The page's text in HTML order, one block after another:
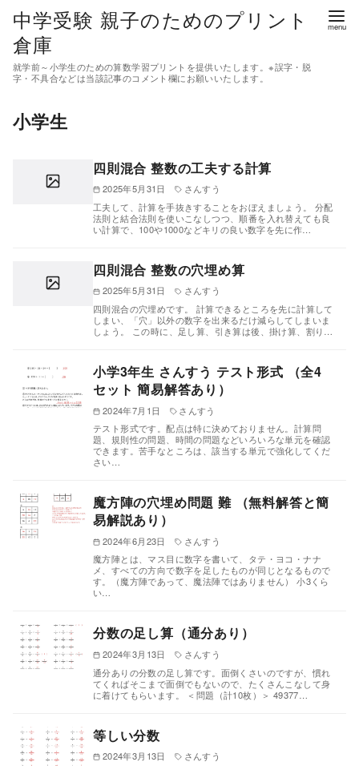
中学受験 親子のためのプリント
倉庫
就学前～小学生のための算数学習プリントを提供いたします。※誤字・脱
字・不具合などは当該記事のコメント欄にお願いいたします。
小学生
四則混合 整数の工夫する計算
2025年5月31日
さんすう
工夫して、計算を手抜きすることをおぼえましょう。 分配
法則と結合法則を使いこなしつつ、順番を入れ替えても良
い計算で、100や1000などキリの良い数字を先に作…
四則混合 整数の穴埋め算
2025年5月31日
さんすう
四則混合の穴埋めです。 計算できるところを先に計算して
しまい、「穴」以外の数字を出来るだけ減らしてしまいま
しょう。 この時に、足し算、引き算は後、掛け算、割り…
小学3年生 さんすう テスト形式 （全4
セット 簡易解答あり）
2024年7月1日
さんすう
テスト形式です。配点は特に決めておりません。計算問
題、規則性の問題、時間の問題などいろいろな単元を確認
できます。苦手なところは、該当する単元で強化してくだ
さい…
魔方陣の穴埋め問題 難 （無料解答と簡
易解説あり）
2024年6月23日
さんすう
魔方陣とは、マス目に数字を書いて、タテ・ヨコ・ナナ
メ、すべての方向で数字を足したものが同じとなるもので
す。（魔方陣であって、魔法陣ではありません） 小3くら
い…
分数の足し算（通分あり）
2024年3月13日
さんすう
通分ありの分数の足し算です。面倒くさいのですが、慣れ
てくればそこまで面倒でもないので、たくさんこなして身
に着けてもらいます。 ＜問題（計10枚）＞ 49377…
等しい分数
2024年3月13日
さんすう